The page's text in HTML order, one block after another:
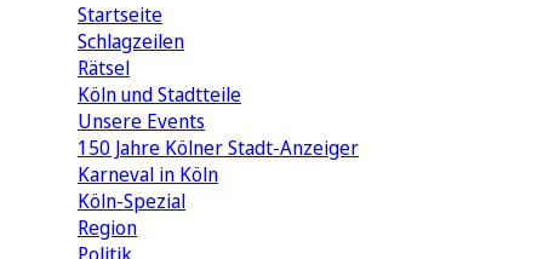
Startseite
Schlagzeilen
Rätsel
Köln und Stadtteile
Unsere Events
150 Jahre Kölner Stadt-Anzeiger
Karneval in Köln
Köln-Spezial
Region